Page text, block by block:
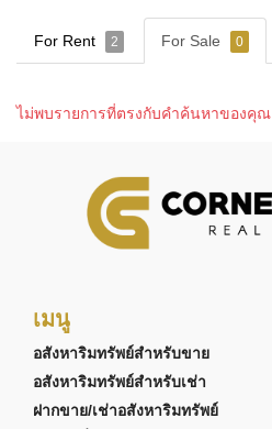
For Rent 2 For Sale 0
ไม่พบรายการที่ตรงกับคำค้นหาของคุณ
เมนู
อสังหาริมทรัพย์สำหรับขาย
อสังหาริมทรัพย์สำหรับเช่า
ฝากขาย/เช่าอสังหาริมทรัพย์